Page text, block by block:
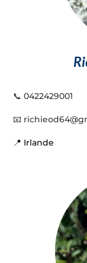
📞0422429001
📧
📍 Irlande